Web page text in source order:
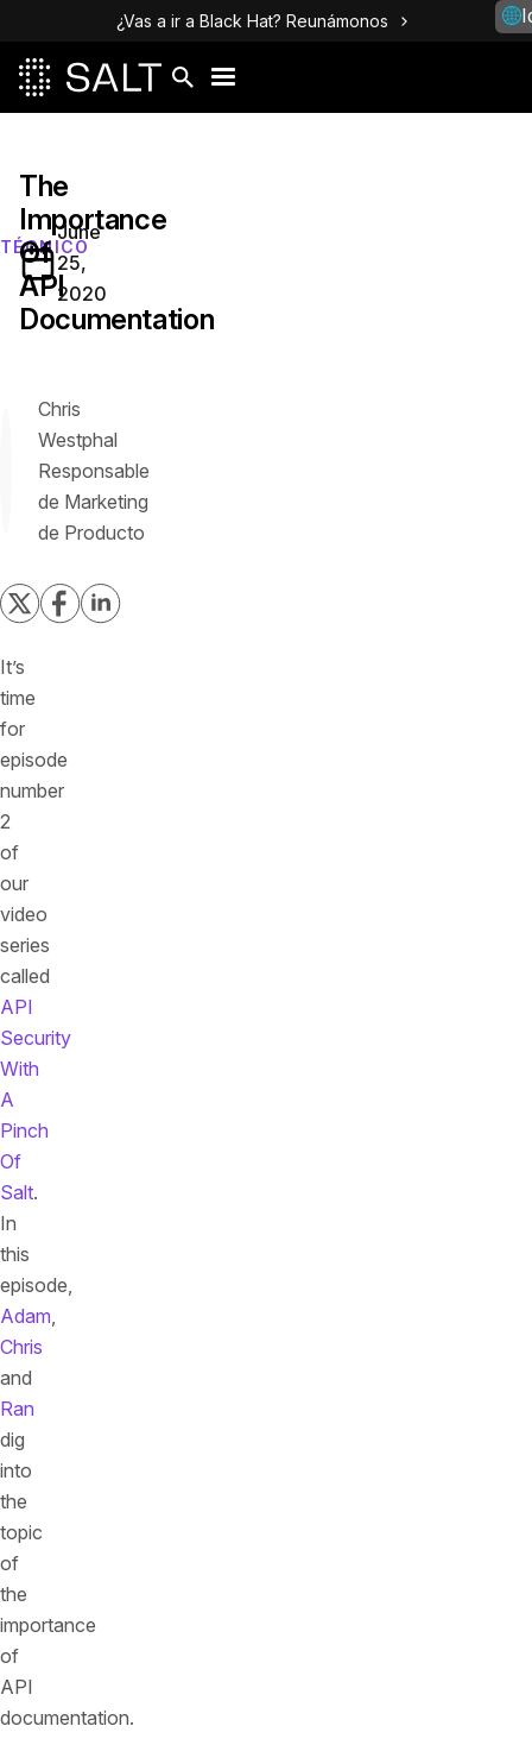
¿Vas a ir a Black Hat? Reunámonos
TÉCNICO
The
Importance
Of
API
Documentation
June
25,
2020
Chris
Westphal
Responsable
de Marketing
de Producto
It’s
time
for
episode
number
2
of
our
video
series
called
API
Security
With
A
Pinch
Of
Salt.
In
this
episode,
Adam,
Chris
and
Ran
dig
into
the
topic
of
the
importance
of
API
documentation.